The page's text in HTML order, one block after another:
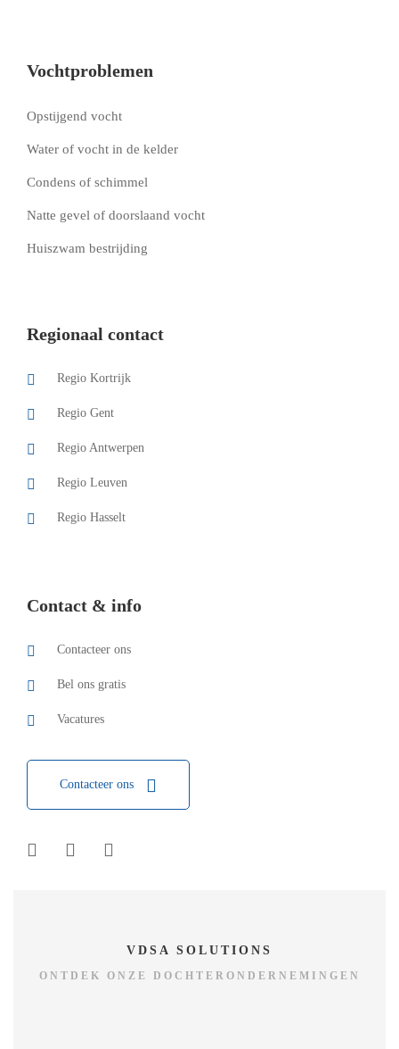
Vochtproblemen
Opstijgend vocht
Water of vocht in de kelder
Condens of schimmel
Natte gevel of doorslaand vocht
Huiszwam bestrijding
Regionaal contact
Regio Kortrijk
Regio Gent
Regio Antwerpen
Regio Leuven
Regio Hasselt
Contact & info
Contacteer ons
Bel ons gratis
Vacatures
Contacteer ons
VDSA SOLUTIONS
ONTDEK ONZE DOCHTERONDERNEMINGEN